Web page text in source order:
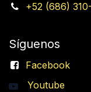
+52 (686)
Síguenos
Facebook
Youtube